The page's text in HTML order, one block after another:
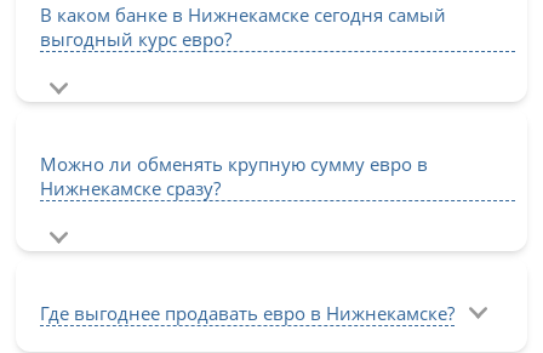
В каком банке в Нижнекамске сегодня самый
выгодный курс евро?
Можно ли обменять крупную сумму евро в
Нижнекамске сразу?
Где выгоднее продавать евро в Нижнекамске?